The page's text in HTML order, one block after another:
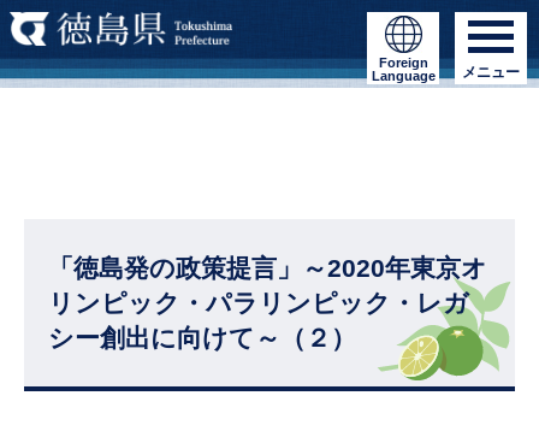
Foreign
Language
メニュー
「徳島発の政策提言」～2020年東京オ
リンピック・パラリンピック・レガ
シー創出に向けて～（２）